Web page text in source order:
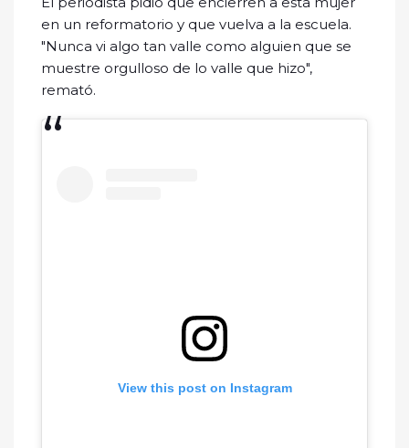
en un reformatorio y que vuelva a la escuela.
"Nunca vi algo tan valle como alguien que se
muestre orgulloso de lo valle que hizo",
remató.
View this post on Instagram